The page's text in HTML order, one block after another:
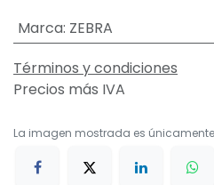
Marca: ZEBRA
Términos y condiciones
Precios más IVA
La imagen mostrada es